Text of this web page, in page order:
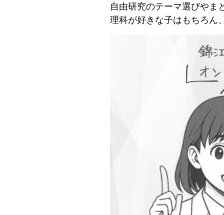
自由研究のテーマ選びやま
理科が好きな子はもちろん